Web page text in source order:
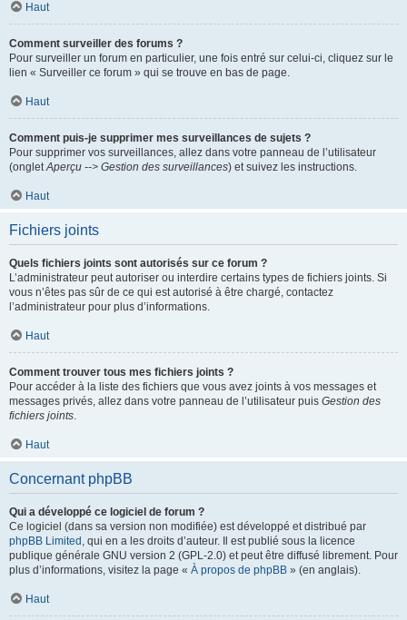
Haut
Comment surveiller des forums ?
Pour surveiller un forum en particulier, une fois entré sur celui-ci, cliquez sur le
lien « Surveiller ce forum » qui se trouve en bas de page.
Haut
Comment puis-je supprimer mes surveillances de sujets ?
Pour supprimer vos surveillances, allez dans votre panneau de l’utilisateur
(ongletAperçu --> Gestion des surveillances) et suivez les instructions.
Haut
Fichiers joints
Quels fichiers joints sont autorisés sur ce forum ?
L’administrateur peut autoriser ou interdire certains types de fichiers joints. Si
vous n’êtes pas sûr de ce qui est autorisé à être chargé, contactez
l’administrateur pour plus d’informations.
Haut
Comment trouver tous mes fichiers joints ?
Pour accéder à la liste des fichiers que vous avez joints à vos messages et
messages privés, allez dans votre panneau de l’utilisateur puis Gestion des
fichiers joints.
Haut
Concernant phpBB
Qui a développé ce logiciel de forum ?
Ce logiciel (dans sa version non modifiée) est développé et distribué par
phpBB Limited , qui en a les droits d’auteur. Il est publié sous la licence
publique générale GNU version 2 (GPL-2.0) et peut être diffusé librement. Pour
plus d’informations, visitez la page « À propos de phpBB » (en anglais).
Haut